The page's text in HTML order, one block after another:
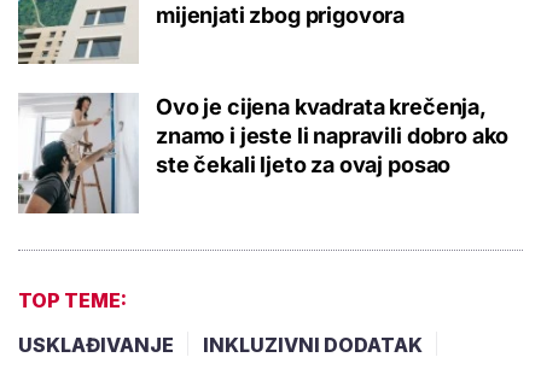
mijenjati zbog prigovora
Ovo je cijena kvadrata krečenja,
znamo i jeste li napravili dobro ako
ste čekali ljeto za ovaj posao
TOP TEME:
USKLAĐIVANJE
INKLUZIVNI DODATAK